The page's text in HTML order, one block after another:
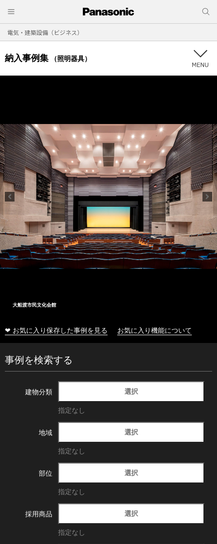
電気・建築設備（ビジネス）
納入事例集 （照明器具）
大船渡市民文化会館
❤ お気に入り保存した事例を見る お気に入り機能について
事例を検索する
建物分類 選択
指定なし
地域 選択
指定なし
部位 選択
指定なし
採用商品 選択
指定なし